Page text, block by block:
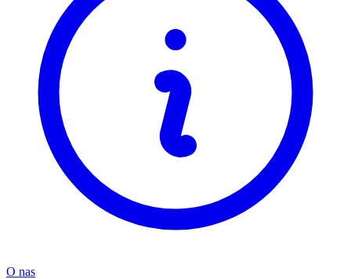
O nas